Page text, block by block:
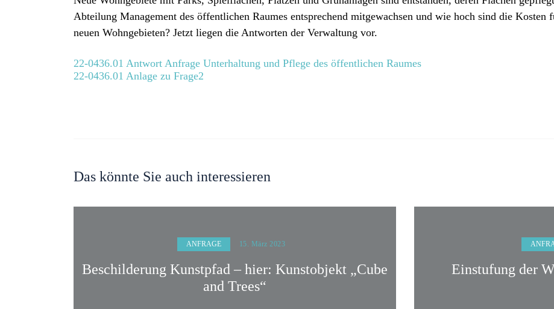
Abteilung Management des öffentlichen Raumes entsprechend mitgewachsen und wie hoch sind die Kosten
neuen Wohngebieten? Jetzt liegen die Antworten der Verwaltung vor.
22-0436.01 Antwort Anfrage Unterhaltung und Pflege des öffentlichen Raumes
22-0436.01 Anlage zu Frage2
Das könnte Sie auch interessieren
ANFRAGE 15. März 2023
Beschilderung Kunstpfad – hier: Kunstobjekt „Cube
and Trees“
Einstufung der